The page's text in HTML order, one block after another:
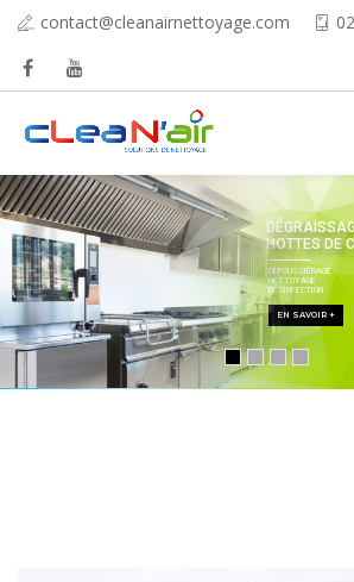
contact@cleanairnettoyage.com
EN SAVOIR +
HOTTES DE
DÉPOUSSIÈRAGE
NETTOYAGE
DÉSINFECTION